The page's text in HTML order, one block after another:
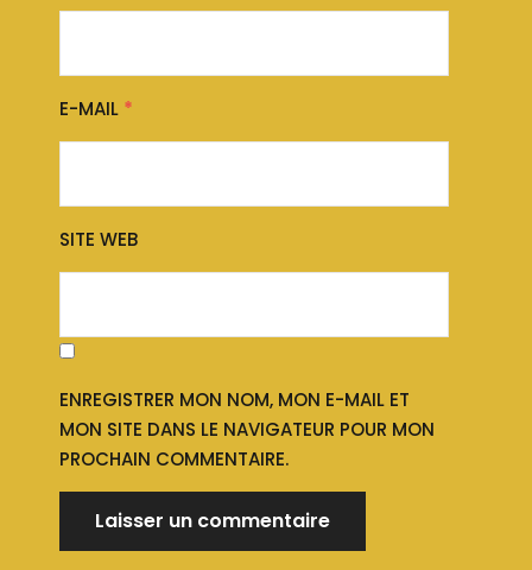
E-MAIL *
SITE WEB
ENREGISTRER MON NOM, MON E-MAIL ET
MON SITE DANS LE NAVIGATEUR POUR MON
PROCHAIN COMMENTAIRE.